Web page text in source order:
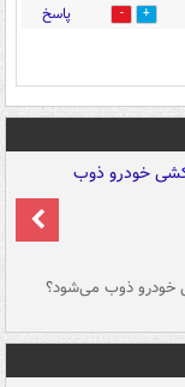
0 پاسخ
خودرو ذوب می‌شود؟